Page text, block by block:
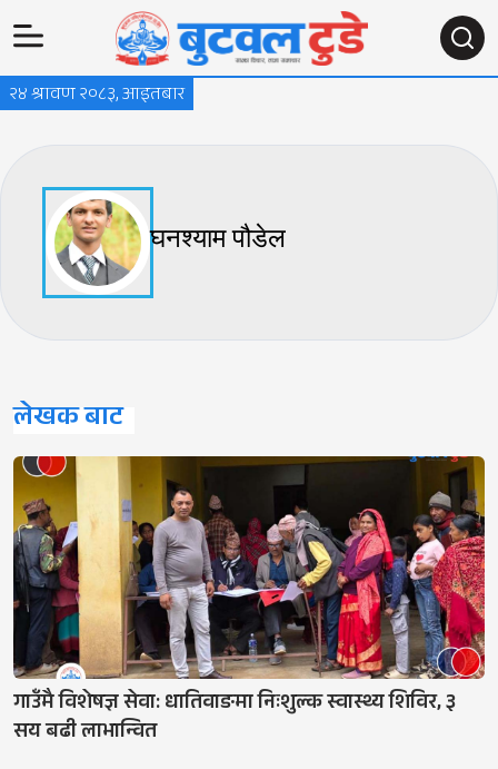
२४ श्रावण २०८३, आइतबार
घनश्याम पौडेल
लेखक बाट
गाउँमै विशेषज्ञ सेवा: धातिवाङमा निःशुल्क स्वास्थ्य शिविर, ३
सय बढी लाभान्वित